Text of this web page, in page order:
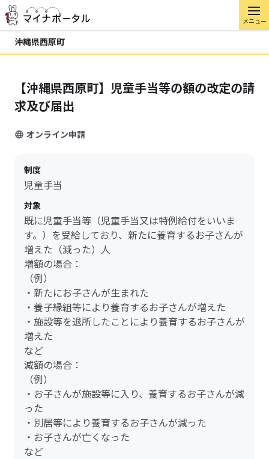
メニュー
沖縄県西原町
【沖縄県西原町】児童手当等の額の改定の請
求及び届出
オンライン申請
制度
児童手当
対象
既に児童手当等（児童手当又は特例給付をいいま
す。）を受給しており、新たに養育するお子さんが
増えた（減った）人
増額の場合：
（例）
・新たにお子さんが生まれた
・養子縁組等により養育するお子さんが増えた
・施設等を退所したことにより養育するお子さんが
増えた
など
減額の場合：
（例）
・お子さんが施設等に入り、養育するお子さんが減
った
・別居等により養育するお子さんが減った
・お子さんが亡くなった
など